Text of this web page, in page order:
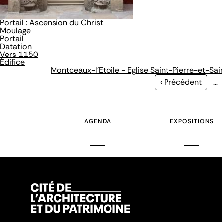
Portail : Ascension du Christ
Moulage
Portail
Datation
Vers 1150
Édifice
Montceaux-l'Etoile - Eglise Saint-Pierre-et-
Page
‹ Précédent …
AGENDA EXPOSITIONS